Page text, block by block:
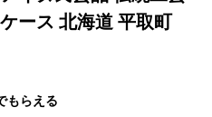
ース 北海道 平取町
もらえる